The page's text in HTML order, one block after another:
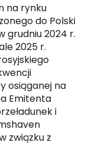
na rynku
do Polski
grudniu 2024 r.
2025 r.
osiąganej na
Emitenta
i
związku z